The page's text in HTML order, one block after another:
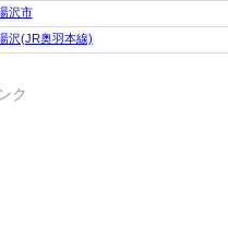
沢市
沢(JR奥羽本線)
ク